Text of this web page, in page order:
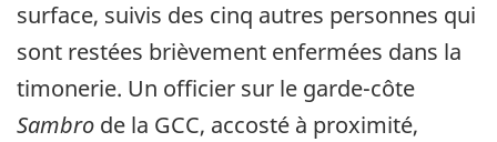
surface, suivis des cinq autres personnes qui
sont restées brièvement enfermées dans la
timonerie. Un officier sur le garde-côte
Sambro de la GCC, accosté à proximité,